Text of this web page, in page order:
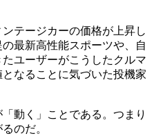
テージカーの価格が上昇し
最新高性能スポーツや、自
ユーザーがこうしたクルマ
なることに気づいた投機家
動く」ことである。つまり
のだ。